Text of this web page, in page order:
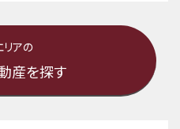
リアの
産を探す